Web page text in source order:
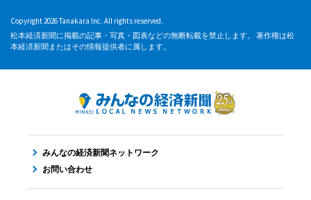
Copyright 2026 Tanakara Inc. All rights reserved.
松本経済新聞に掲載の記事・写真・図表などの無断転載を禁止します。 著作権は松
本経済新聞またはその情報提供者に属します。
みんなの経済新聞ネットワーク
お問い合わせ